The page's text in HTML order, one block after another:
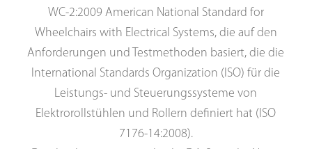
WC-2:2009 American National Standard for
Wheelchairs with Electrical Systems, die auf den
Anforderungen und Testmethoden basiert, die die
International Standards Organization (ISO) für die
Leistungs- und Steuerungssysteme von
Elektrorollstühlen und Rollern definiert hat (ISO
7176-14:2008).